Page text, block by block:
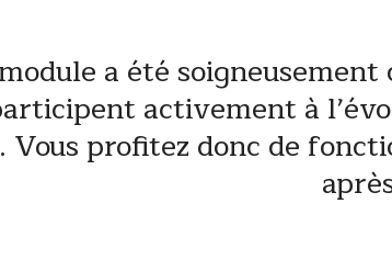
a été
activement à
Vous profitez donc de